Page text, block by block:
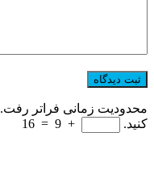
محدودیت زمانی فراتر رفت.
کنید.
+
9
=
16